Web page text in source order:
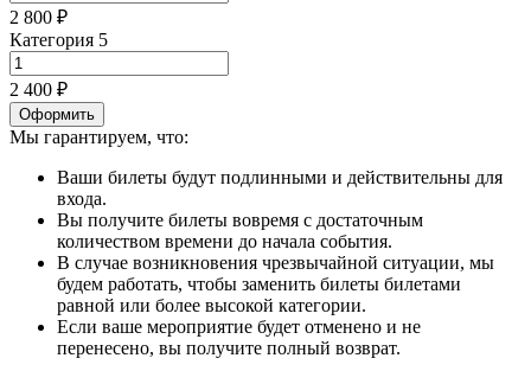
2 800 ₽
Категория 5
2 400 ₽
Оформить
Мы гарантируем, что:
Ваши билеты будут подлинными и действительны для
входа.
Вы получите билеты вовремя с достаточным
количеством времени до начала события.
В случае возникновения чрезвычайной ситуации, мы
будем работать, чтобы заменить билеты билетами
равной или более высокой категории.
Если ваше мероприятие будет отменено и не
перенесено, вы получите полный возврат.